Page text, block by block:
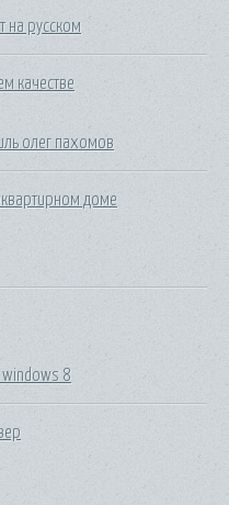
на русском
качестве
олег пахомов
доме
windows 8